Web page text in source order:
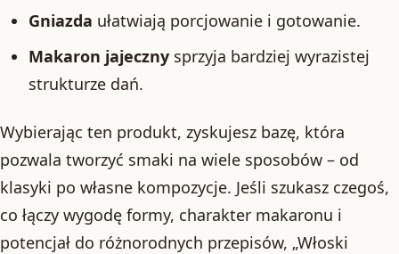
Gniazda ułatwiają porcjowanie i gotowanie.
Makaron jajecznysprzyja bardziej wyrazistej
strukturze dań.
Wybierając ten produkt, zyskujesz bazę, która
pozwala tworzyć smaki na wiele sposobów – od
klasyki po własne kompozycje. Jeśli szukasz czegoś,
co łączy wygodę formy, charakter makaronu i
potencjał do różnorodnych przepisów, „Włoski